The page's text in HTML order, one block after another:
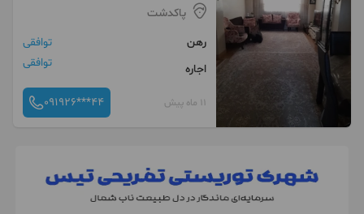
پاکدشت
رهن
توافقی
اجاره
توافقی
11 ماه پیش 091926***44